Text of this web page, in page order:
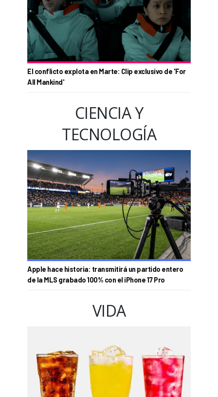
El conflicto explota en Marte: Clip exclusivo de 'For
All Mankind'
CIENCIA Y
TECNOLOGÍA
Apple hace historia: transmitirá un partido entero
de la MLS grabado 100% con el iPhone 17 Pro
VIDA